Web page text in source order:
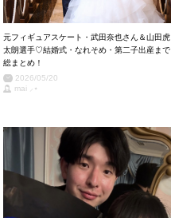
元フィギュアスケート・武田奈也さん＆山田虎
太朗選手♡結婚式・なれそめ・第二子出産まで
総まとめ！
2026/05/20
mai ⸝⋆